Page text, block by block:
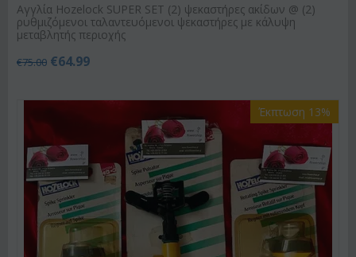
Αγγλία Hozelock SUPER SET (2) ψεκαστήρες ακίδων @ (2)
ρυθμιζόμενοι ταλαντευόμενοι ψεκαστήρες με κάλυψη
μεταβλητής περιοχής
€75.00 €64.99
Έκπτωση 13%